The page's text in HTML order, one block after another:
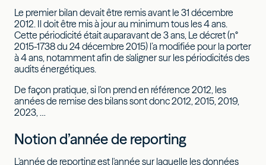
Le premier bilan devait être remis avant le 31 décembre
2012. Il doit être mis à jour au minimum tous les 4 ans.
Cette périodicité était auparavant de 3 ans, Le décret (n°
2015-1738 du 24 décembre 2015) l’a modifiée pour la porter
à 4 ans, notamment afin de s'aligner sur les périodicités des
audits énergétiques.
De façon pratique, si l'on prend en référence 2012, les
années de remise des bilans sont donc 2012, 2015, 2019,
2023, …
Notion d’année de reporting
L'année de reporting est l'année sur laquelle les données